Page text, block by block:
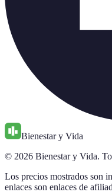
Bienestar y Vida
© 2026 Bienestar y Vida.
Los precios mostrados son
enlaces son enlaces de